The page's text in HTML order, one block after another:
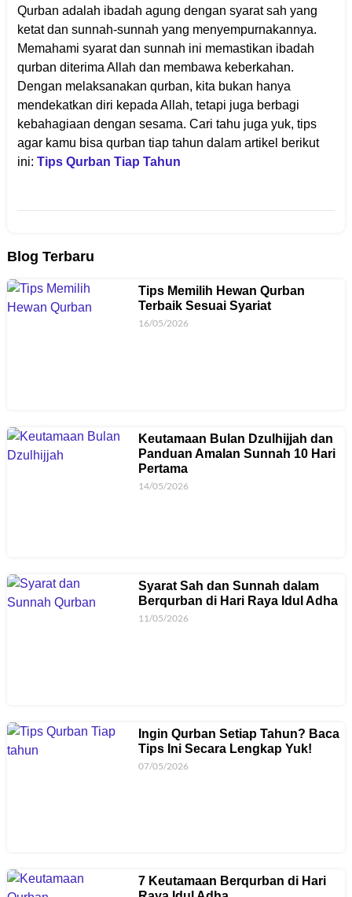
Qurban adalah ibadah agung dengan syarat sah yang
ketat dan sunnah-sunnah yang menyempurnakannya.
Memahami syarat dan sunnah ini memastikan ibadah
qurban diterima Allah dan membawa keberkahan.
Dengan melaksanakan qurban, kita bukan hanya
mendekatkan diri kepada Allah, tetapi juga berbagi
kebahagiaan dengan sesama. Cari tahu juga yuk, tips
agar kamu bisa qurban tiap tahun dalam artikel berikut
ini: Tips Qurban Tiap Tahun
Blog Terbaru
Tips Memilih Hewan Qurban
Terbaik Sesuai Syariat
16/05/2026
Keutamaan Bulan Dzulhijjah dan
Panduan Amalan Sunnah 10 Hari
Pertama
14/05/2026
Syarat Sah dan Sunnah dalam
Berqurban di Hari Raya Idul Adha
11/05/2026
Ingin Qurban Setiap Tahun? Baca
Tips Ini Secara Lengkap Yuk!
07/05/2026
7 Keutamaan Berqurban di Hari